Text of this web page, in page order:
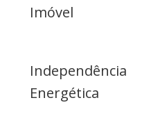
Imóvel
Independência
Energética